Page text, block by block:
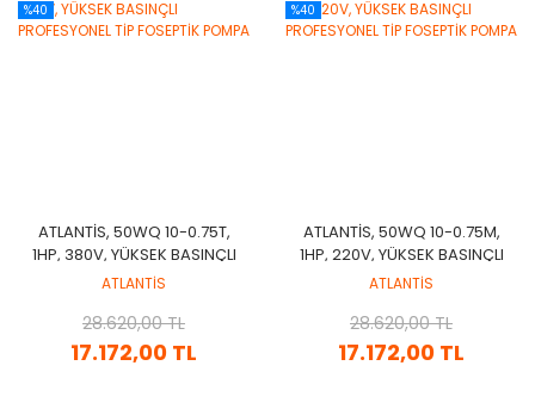
%40
ATLANTİS, 50WQ 10-0.75T,
1HP, 380V, YÜKSEK BASINÇLI
PROFESYONEL TİP FOSEPTİK
ATLANTİS
17.172,00 TL
28.620,00 TL
%40
ATLANTİS, 50WQ 10-0.75M,
1HP, 220V, YÜKSEK BASINÇLI
PROFESYONEL TİP FOSEPTİK
ATLANTİS
17.172,00 TL
28.620,00 TL